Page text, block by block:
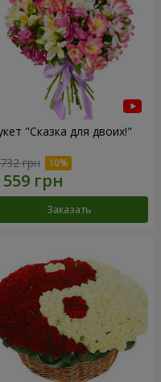
"Сказка для двоих!"
грн
Заказать